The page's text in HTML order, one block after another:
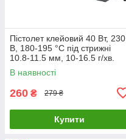
Пістолет клейовий 40 Вт, 230
В, 180-195 °C під стрижні
10.8-11.5 мм, 10-16.5 г/хв.
INTERTOOL RT-1102
LuxPrice
В наявності
260 ₴ 279 ₴
Купити